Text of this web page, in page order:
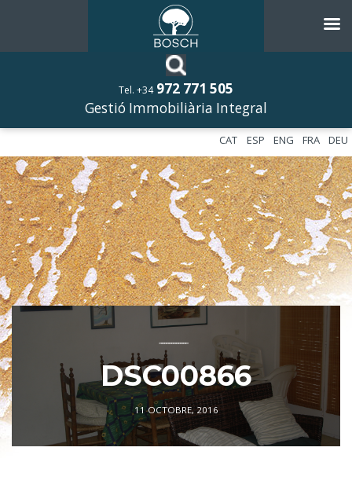
Tel. +34 972 771 505
Gestió Immobiliària Integral
DEU
FRA
ENG
ESP
CAT
––––––––––––
DSC00866
11 OCTOBRE, 2016